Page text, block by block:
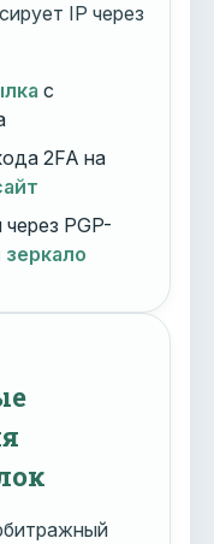
IP через
с
2FA на
PGP-
зеркало